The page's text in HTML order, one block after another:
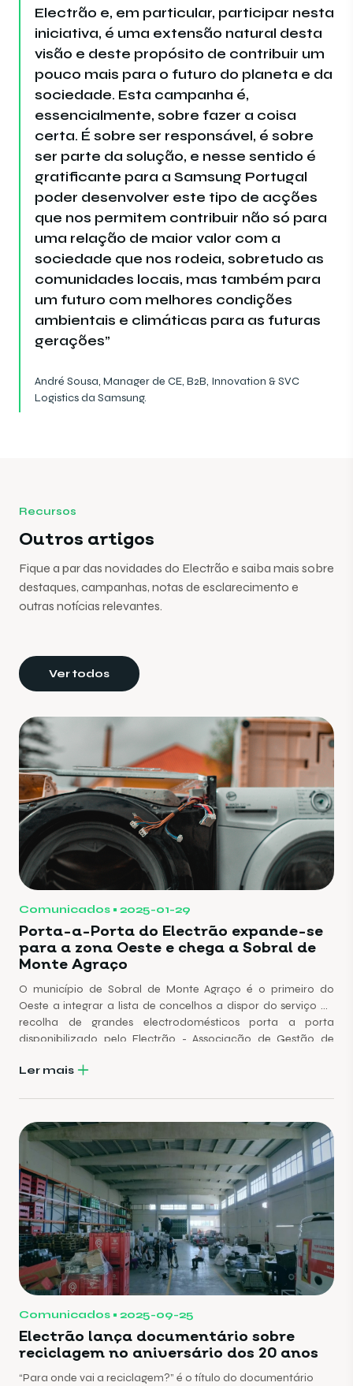
Electrão e, em particular, participar nesta
iniciativa, é uma extensão natural desta
visão e deste propósito de contribuir um
pouco mais para o futuro do planeta e da
sociedade. Esta campanha é,
essencialmente, sobre fazer a coisa
certa. É sobre ser responsável, é sobre
ser parte da solução, e nesse sentido é
gratificante para a Samsung Portugal
poder desenvolver este tipo de acções
que nos permitem contribuir não só para
uma relação de maior valor com a
sociedade que nos rodeia, sobretudo as
comunidades locais, mas também para
um futuro com melhores condições
ambientais e climáticas para as futuras
gerações”
André Sousa, Manager de CE, B2B, Innovation & SVC
Logistics da Samsung.
Recursos
Outros artigos
Fique a par das novidades do Electrão e saiba mais sobre
destaques, campanhas, notas de esclarecimento e
outras notícias relevantes.
Ver todos
Comunicados 2025-01-29
Porta-a-Porta do Electrão expande-se
para a zona Oeste e chega a Sobral de
Monte Agraço
O município de Sobral de Monte Agraço é o primeiro do
Oeste a integrar a lista de concelhos a dispor do serviço de
recolha de grandes electrodomésticos porta a porta
disponibilizado pelo Electrão - Associação de Gestão de
Ler mais
Comunicados 2025-09-25
Electrão lança documentário sobre
reciclagem no aniversário dos 20 anos
“Para onde vai a reciclagem?” é o título do documentário